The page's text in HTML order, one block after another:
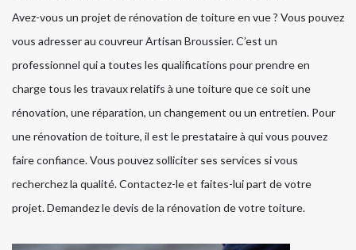
Avez-vous un projet de rénovation de toiture en vue ? Vous pouvez
vous adresser au couvreur Artisan Broussier. C’est un
professionnel qui a toutes les qualifications pour prendre en
charge tous les travaux relatifs à une toiture que ce soit une
rénovation, une réparation, un changement ou un entretien. Pour
une rénovation de toiture, il est le prestataire à qui vous pouvez
faire confiance. Vous pouvez solliciter ses services si vous
recherchez la qualité. Contactez-le et faites-lui part de votre
projet. Demandez le devis de la rénovation de votre toiture.